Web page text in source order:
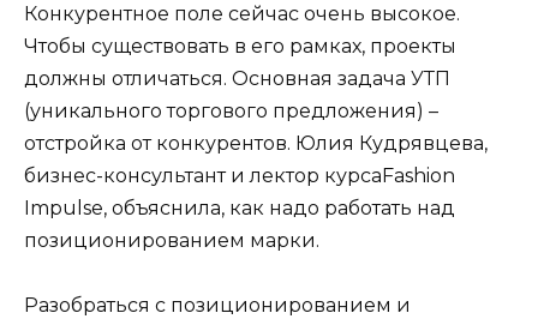
Конкурентное поле сейчас очень высокое.
Чтобы существовать в его рамках, проекты
должны отличаться. Основная задача УТП
(уникального торгового предложения) –
отстройка от конкурентов. Юлия Кудрявцева,
бизнес-консультант и лектор курсаFashion
Impulse, объяснила, как надо работать над
позиционированием марки.
Разобраться с позиционированием и